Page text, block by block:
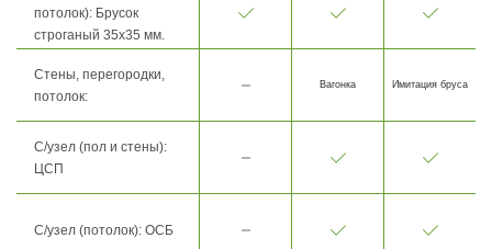
потолок): Брусок
строганый 35х35 мм.
Стены, перегородки,
потолок:
Вагонка Имитация бруса
С/узел (пол и стены):
ЦСП
С/узел (потолок): ОСБ